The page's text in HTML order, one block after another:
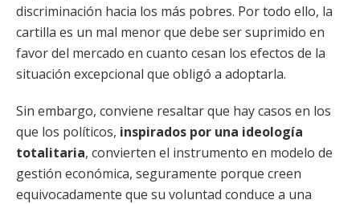
discriminación hacia los más pobres. Por todo ello, la
cartilla es un mal menor que debe ser suprimido en
favor del mercado en cuanto cesan los efectos de la
situación excepcional que obligó a adoptarla.
Sin embargo, conviene resaltar que hay casos en los
que los políticos, inspirados por una ideología
totalitaria, convierten el instrumento en modelo de
gestión económica, seguramente porque creen
equivocadamente que su voluntad conduce a una